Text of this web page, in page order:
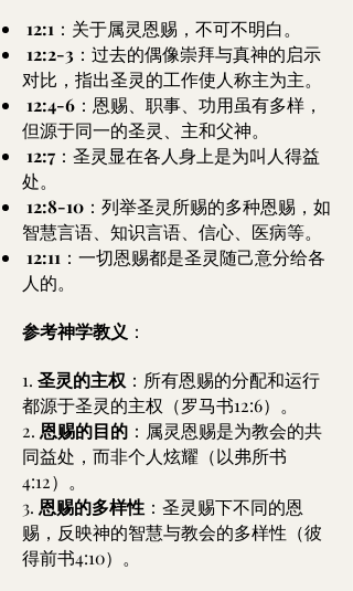
12:1 ：关于属灵恩赐，不可不明白。
12:2-3 ：过去的偶像崇拜与真神的启示
对比，指出圣灵的工作使人称主为主。
12:4-6 ：恩赐、职事、功用虽有多样，
但源于同一的圣灵、主和父神。
12:7 ：圣灵显在各人身上是为叫人得益
处。
12:8-10 ：列举圣灵所赐的多种恩赐，如
智慧言语、知识言语、信心、医病等。
12:11 ：一切恩赐都是圣灵随己意分给各
人的。
参考神学教义 ：
1. 圣灵的主权 ：所有恩赐的分配和运行
都源于圣灵的主权（罗马书12:6）。
2. 恩赐的目的 ：属灵恩赐是为教会的共
同益处，而非个人炫耀（以弗所书
4:12）。
3. 恩赐的多样性 ：圣灵赐下不同的恩
赐，反映神的智慧与教会的多样性（彼
得前书4:10）。